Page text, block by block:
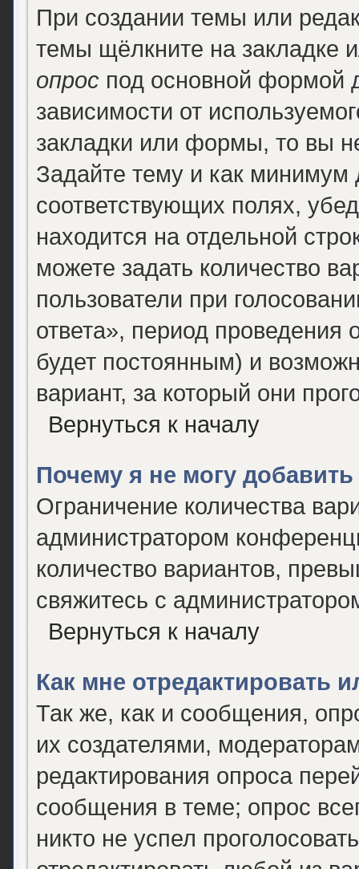
При создании темы или
темы щёлкните на закладке
опрос под основной формой
зависимости от
закладки или формы, то вы
Задайте тему и как минимум
соответствующих полях,
находится на отдельной
можете задать количество
пользователи при
ответа», период проведения
будет постоянным) и
вариант, за который они
Вернуться к началу
Почему я не могу
Ограничение количества
администратором
количество вариантов,
свяжитесь с
Вернуться к началу
Как мне отредактировать
Так же, как и сообщения,
их создателями,
редактирования опроса
сообщения в теме; опрос
никто не успел